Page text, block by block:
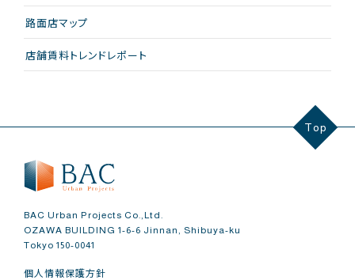
路面店マップ
店舗賃料トレンドレポート
Top
BAC Urban Projects Co.,Ltd.
OZAWA BUILDING 1-6-6 Jinnan, Shibuya-ku
Tokyo 150-0041
個人情報保護方針